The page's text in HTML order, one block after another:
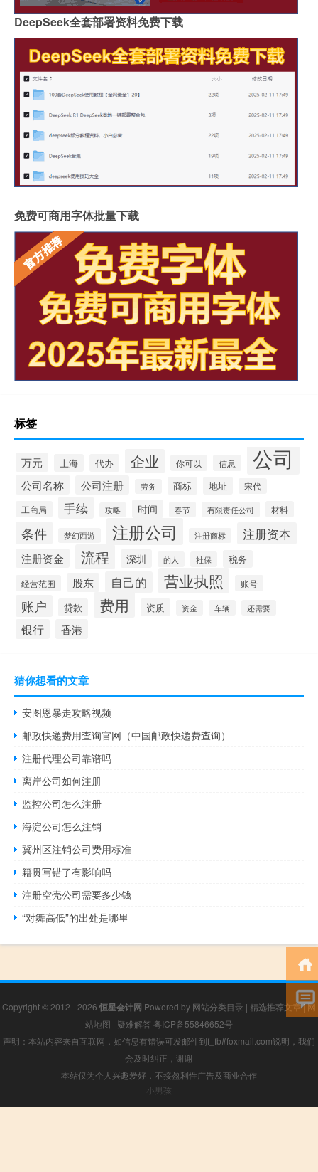
DeepSeek全套部署资料免费下载
免费可商用字体批量下载
标签
万元 上海 代办 企业 你可以 信息 公司
公司名称 公司注册 劳务 商标 地址 宋代
工商局 手续 攻略 时间 春节 有限责任公司 材料
条件 梦幻西游 注册公司 注册商标 注册资本
注册资金 流程 深圳 的人 社保 税务
经营范围 股东 自己的 营业执照 账号
账户 贷款 费用 资质 资金 车辆 还需要
银行 香港
猜你想看的文章
安图恩暴走攻略视频
邮政快递费用查询官网（中国邮政快递费查询）
注册代理公司靠谱吗
离岸公司如何注册
监控公司怎么注册
海淀公司怎么注销
冀州区注销公司费用标准
籍贯写错了有影响吗
注册空壳公司需要多少钱
“对舞高低”的出处是哪里
Copyright © 2012 - 2026 恒星会计网 Powered by 网站分类目录 | 精选推荐文章|网
站地图 | 疑难解答 粤ICP备55846652号
声明：本站内容来自互联网，如信息有错误可发邮件到f_fb#foxmail.com说明，我们
会及时纠正，谢谢
本站仅为个人兴趣爱好，不接盈利性广告及商业合作
小男孩